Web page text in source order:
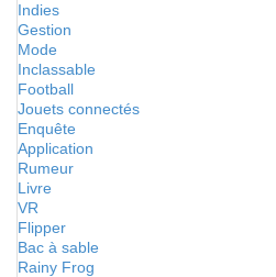
Indies
Gestion
Mode
Inclassable
Football
Jouets connectés
Enquête
Application
Rumeur
Livre
VR
Flipper
Bac à sable
Rainy Frog